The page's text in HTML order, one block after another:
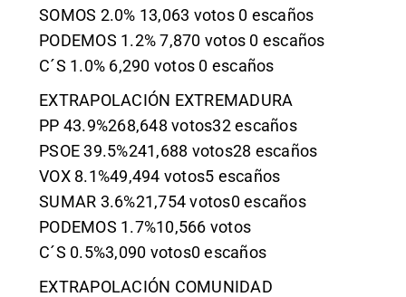
SOMOS 2.0% 13,063 votos 0 escaños
PODEMOS 1.2% 7,870 votos 0 escaños
C´S 1.0% 6,290 votos 0 escaños
EXTRAPOLACIÓN EXTREMADURA
PP 43.9%268,648 votos32 escaños
PSOE 39.5%241,688 votos28 escaños
VOX 8.1%49,494 votos5 escaños
SUMAR 3.6%21,754 votos0 escaños
PODEMOS 1.7%10,566 votos
C´S 0.5%3,090 votos0 escaños
EXTRAPOLACIÓN COMUNIDAD